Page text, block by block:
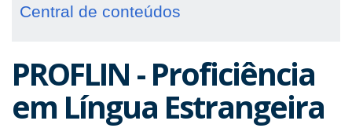
Central de conteúdos
PROFLIN - Proficiência
em Língua Estrangeira